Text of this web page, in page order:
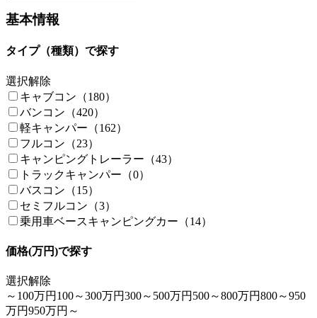
基本情報
タイプ（種類）で探す
選択解除
キャブコン（180）
バンコン（420）
軽キャンパー（162）
フルコン（23）
キャンピングトレーラー（43）
トラックキャンパー（0）
バスコン（15）
セミフルコン（3）
乗用車ベースキャンピングカー（14）
価格(万円)で探す
選択解除
～100万円 100～300万円300～500万円 500～800万円800～950
万円950万円～